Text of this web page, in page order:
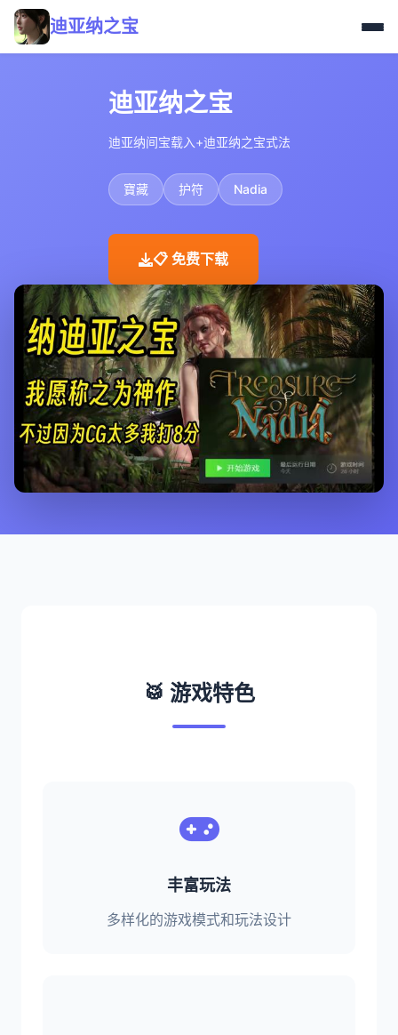
迪亚纳之宝
迪亚纳之宝
迪亚纳间宝载入+迪亚纳之宝式法
寶藏 护符 Nadia
📋 免费下载
🥁 游戏特色
丰富玩法
多样化的游戏模式和玩法设计